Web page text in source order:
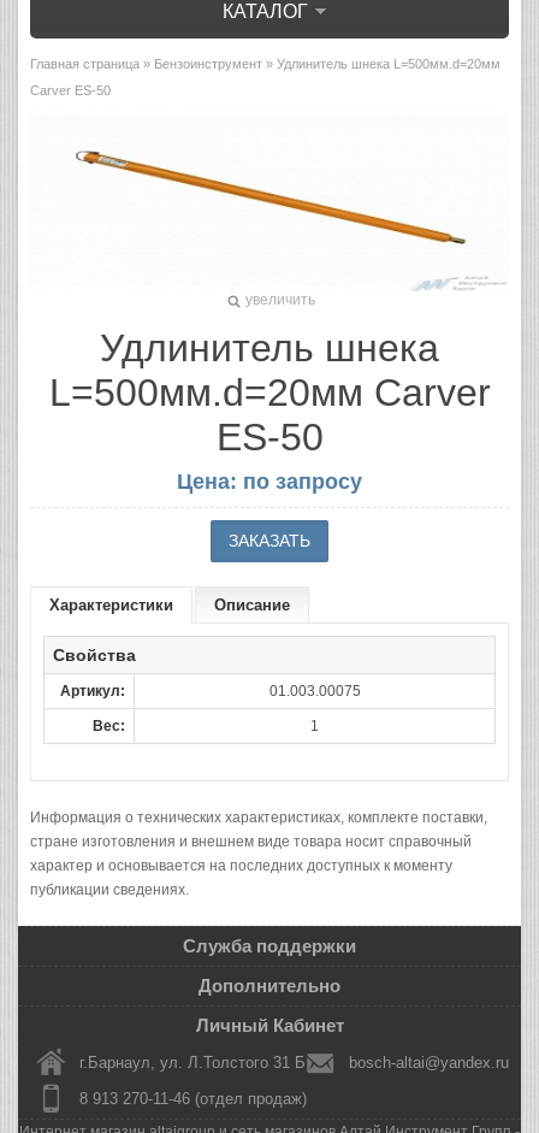
КАТАЛОГ
Главная страница » Бензоинструмент » Удлинитель шнека L=500мм.d=20мм
Carver ES-50
увеличить
Удлинитель шнека
L=500мм.d=20мм Carver
ES-50
Цена: по запросу
Характеристики Описание
Свойства
Артикул: 01.003.00075
Вес: 1
Информация о технических характеристиках, комплекте поставки,
стране изготовления и внешнем виде товара носит справочный
характер и основывается на последних доступных к моменту
публикации сведениях.
Служба поддержки
Дополнительно
Личный Кабинет
г.Барнаул, ул. Л.Толстого 31 Б
bosch-altai@yandex.ru
8 913 270-11-46 (отдел продаж)